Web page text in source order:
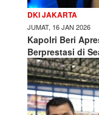
DKI JAKARTA
JUMAT, 16 JAN 2026
Kapolri Beri
Berprestasi di